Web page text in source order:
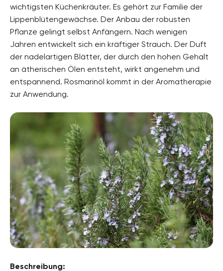
wichtigsten Küchenkräuter. Es gehört zur Familie der
Lippenblütengewächse. Der Anbau der robusten
Pflanze gelingt selbst Anfängern. Nach wenigen
Jahren entwickelt sich ein kräftiger Strauch. Der Duft
der nadelartigen Blätter, der durch den hohen Gehalt
an ätherischen Ölen entsteht, wirkt angenehm und
entspannend. Rosmarinöl kommt in der Aromatherapie
zur Anwendung.
Beschreibung: